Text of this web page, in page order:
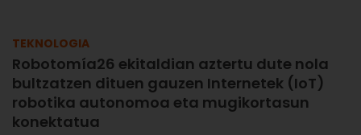
TEKNOLOGIA
Robotomía26 ekitaldian aztertu dute nola
bultzatzen dituen gauzen Internetek (IoT)
robotika autonomoa eta mugikortasun
konektatua